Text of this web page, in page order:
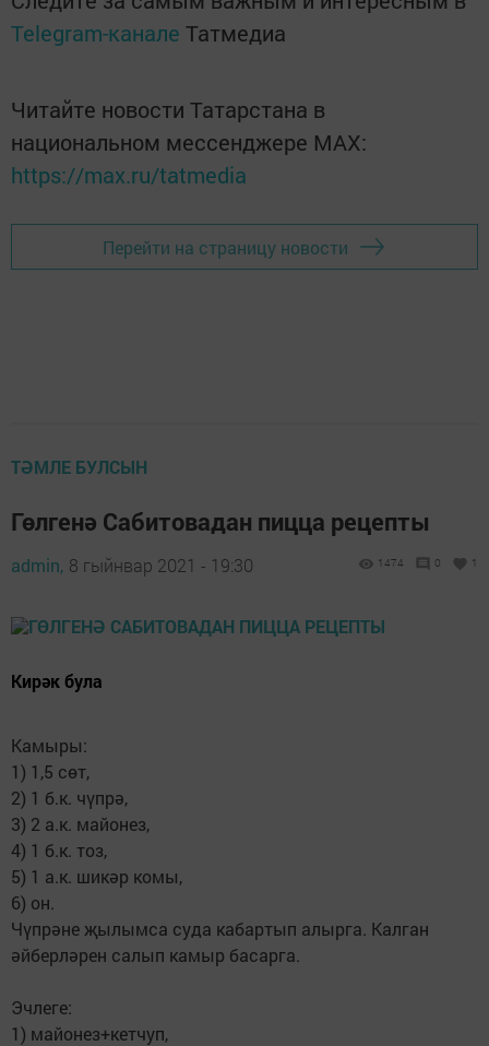
Telegram-канале Татмедиа
Читайте новости Татарстана в
национальном мессенджере MАХ:
https://max.ru/tatmedia
Перейти на страницу новости
ТӘМЛЕ БУЛСЫН
Гөлгенә Сабитовадан пицца рецепты
admin, 8 гыйнвар 2021 - 19:30 1474 0 1
Кирәк була
Камыры:
1) 1,5 сөт,
2) 1 б.к. чүпрә,
3) 2 а.к. майонез,
4) 1 б.к. тоз,
5) 1 а.к. шикәр комы,
6) он.
Чүпрәне җылымса суда кабартып алырга. Калган
әйберләрен салып камыр басарга.
Эчлеге:
1) майонез+кетчуп,